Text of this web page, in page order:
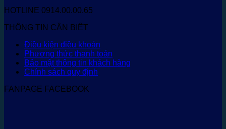
HOTLINE 0914.00.00.65
THÔNG TIN CẦN BIẾT
Điều kiện điều khoản
Phương thức thanh toán
Bảo mật thông tin khách hàng
Chính sách quy định
FANPAGE FACEBOOK